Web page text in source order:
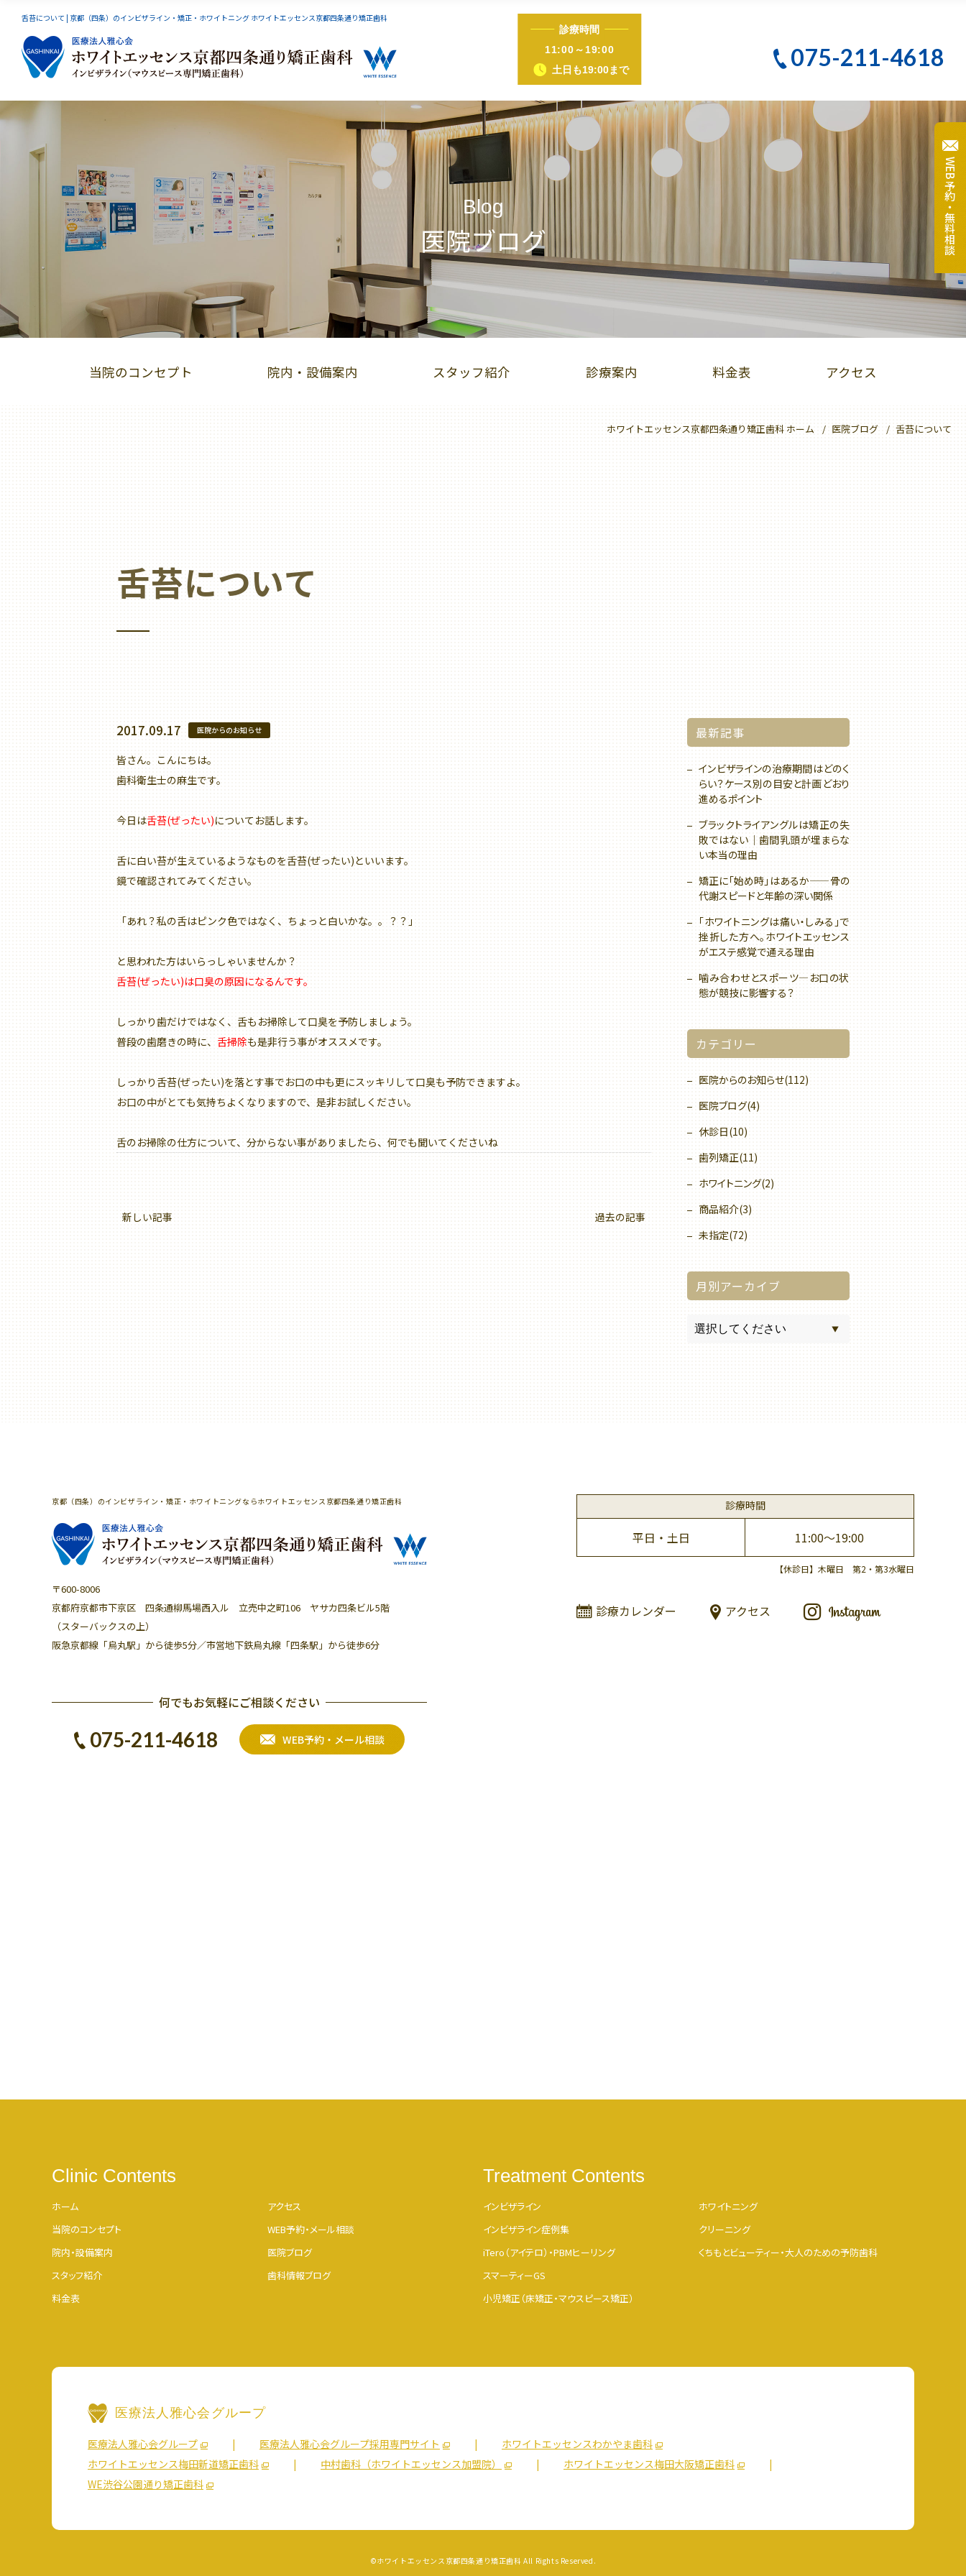
舌苔について | 京都（四条）のインビザライン・矯正・ホワイトニング ホワイトエッセンス京都四条通り矯正歯科
診療時間
11:00～19:00
土日も19:00まで
075-211-4618
Blog
医院ブログ
当院のコンセプト 院内・設備案内 スタッフ紹介 診療案内 料金表 アクセス
ホワイトエッセンス京都四条通り矯正歯科 ホーム 医院ブログ 舌苔について
舌苔について
2017.09.17 医院からのお知らせ
皆さん。こんにちは。
歯科衛生士の麻生です。
今日は舌苔(ぜったい)についてお話します。
舌に白い苔が生えているようなものを舌苔(ぜったい)といいます。
鏡で確認されてみてください。
「あれ？私の舌はピンク色ではなく、ちょっと白いかな。。？？」
と思われた方はいらっしゃいませんか？
舌苔(ぜったい)は口臭の原因になるんです。
しっかり歯だけではなく、舌もお掃除して口臭を予防しましょう。
普段の歯磨きの時に、 舌掃除も是非行う事がオススメです。
しっかり舌苔(ぜったい)を落とす事でお口の中も更にスッキリして口臭も予防できますよ。
お口の中がとても気持ちよくなりますので、是非お試しください。
舌のお掃除の仕方について、分からない事がありましたら、何でも聞いてくださいね
新しい記事 過去の記事
最新記事
インビザラインの治療期間はどのく
らい？ケース別の目安と計画どおり
進めるポイント
ブラックトライアングルは矯正の失
敗ではない｜歯間乳頭が埋まらな
い本当の理由
矯正に「始め時」はあるか——骨の
代謝スピードと年齢の深い関係
「ホワイトニングは痛い・しみる」で
挫折した方へ。ホワイトエッセンス
がエステ感覚で通える理由
噛み合わせとスポーツ—お口の状
態が競技に影響する？
カテゴリー
医院からのお知らせ(112)
医院ブログ(4)
休診日(10)
歯列矯正(11)
ホワイトニング(2)
商品紹介(3)
未指定(72)
月別アーカイブ
京都（四条）のインビザライン・矯正・ホワイトニングならホワイトエッセンス京都四条通り矯正歯科
〒600-8006
京都府京都市下京区 四条通柳馬場西入ル 立売中之町106 ヤサカ四条ビル5階
（スターバックスの上）
阪急京都線「烏丸駅」から徒歩5分／市営地下鉄烏丸線「四条駅」から徒歩6分
何でもお気軽にご相談ください
075-211-4618 WEB予約・メール相談
診療時間
平日・土日 11:00～19:00
【休診日】木曜日 第2・第3水曜日
診療カレンダー アクセス
Clinic Contents
ホーム
当院のコンセプト
院内・設備案内
スタッフ紹介
料金表
アクセス
WEB予約・メール相談
医院ブログ
歯科情報ブログ
Treatment Contents
インビザライン
インビザライン症例集
iTero（アイテロ）・PBMヒーリング
スマーティーGS
小児矯正（床矯正・マウスピース矯正）
ホワイトニング
クリーニング
くちもとビューティー・大人のための予防歯科
医療法人雅心会グループ
医療法人雅心会グループ 医療法人雅心会グループ採用専門サイト
ホワイトエッセンスわかやま歯科
ホワイトエッセンス梅田新道矯正歯科
中村歯科（ホワイトエッセンス加盟院）
ホワイトエッセンス梅田大阪矯正歯科
WE渋谷公園通り矯正歯科
©ホワイトエッセンス京都四条通り矯正歯科All Rights Reserved.
インビザライン iTero（アイテロ）
スマーティーGS 小児矯正（床矯正・マウスピース矯正）
オーラルリフレクソロジー 歯ぐきピーリング ホットリップエステ 大人のための予防歯科
WEB予約・無料相談